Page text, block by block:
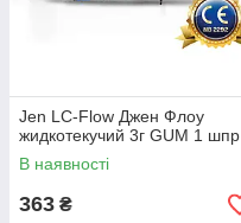
Jen LC-Flow Джен Флоу
жидкотекучий 3г GUM 1 шпр
В наявності
363 ₴